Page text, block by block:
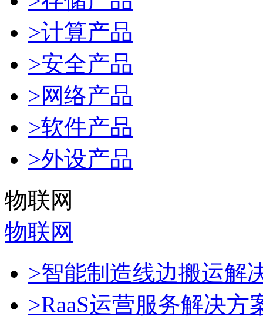
>计算产品
>安全产品
>网络产品
>软件产品
>外设产品
物联网
物联网
>智能制造线边搬运解
>RaaS运营服务解决方